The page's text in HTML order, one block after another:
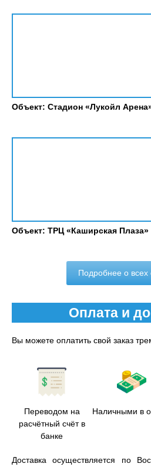
Объект: Стадион «Лукойл
Объект: ТРЦ «Каширская Плаза»
Подробнее о всех
Оплата и
Вы можете оплатить свой заказ
Переводом на
расчётный счёт в
банке
Наличными в
Доставка осуществляется по